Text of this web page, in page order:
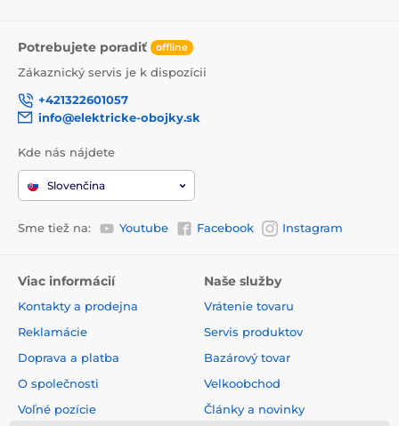
Potrebujete poradiť offline
Zákaznický servis je k dispozícii
+421322601057
info@elektricke-obojky.sk
Kde nás nájdete
Slovenčina
Sme tiež na: Youtube Facebook Instagram
Viac informácií
Kontakty a prodejna
Reklamácie
Doprava a platba
O společnosti
Voľné pozície
Naše služby
Vrátenie tovaru
Servis produktov
Bazárový tovar
Velkoobchod
Články a novinky